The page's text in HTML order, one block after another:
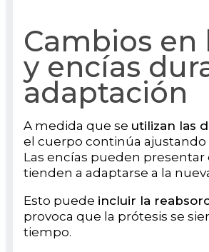
Cambios en
y encías
adaptación
A medida que se utilizan las
el cuerpo continúa ajustando
Las encías pueden presentar
tienden a adaptarse a la
Esto puede incluir la
provoca que la prótesis se
tiempo.